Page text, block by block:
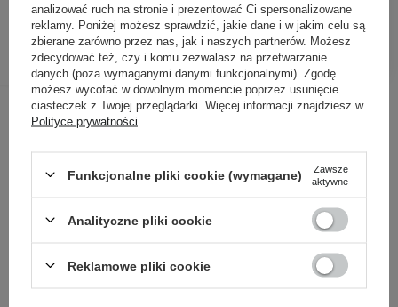
DODAJ DO KOSZYKA
Inni klienci sprawdzali również
analizować ruch na stronie i prezentować Ci spersonalizowane
reklamy. Poniżej możesz sprawdzić, jakie dane i w jakim celu są
zbierane zarówno przez nas, jak i naszych partnerów. Możesz
zdecydować też, czy i komu zezwalasz na przetwarzanie
danych (poza wymaganymi danymi funkcjonalnymi). Zgodę
możesz wycofać w dowolnym momencie poprzez usunięcie
ciasteczek z Twojej przeglądarki. Więcej informacji znajdziesz w
Polityce prywatności
Funkcjonalne pliki cookie (wymagane)
Zawsze
aktywne
Analityczne pliki cookie
Reklamowe pliki cookie